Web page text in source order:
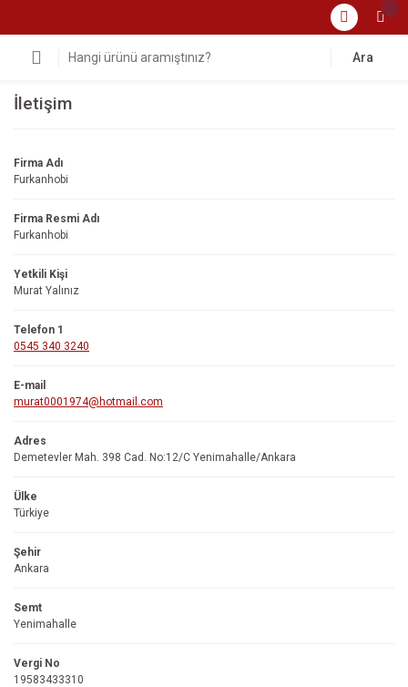
Ara
İletişim
Firma Adı
Furkanhobi
Firma Resmi Adı
Furkanhobi
Yetkili Kişi
Murat Yalınız
Telefon 1
0545 340 3240
E-mail
murat0001974@hotmail.com
Adres
Demetevler Mah. 398 Cad. No:12/C Yenimahalle/Ankara
Ülke
Türkiye
Şehir
Ankara
Semt
Yenimahalle
Vergi No
19583433310